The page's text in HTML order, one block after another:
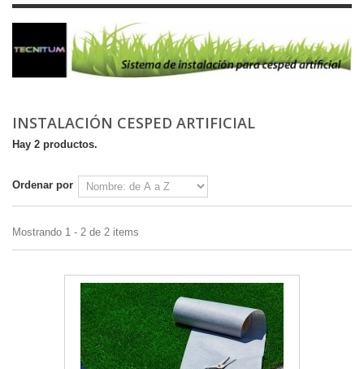
INSTALACIÓN CESPED ARTIFICIAL
Hay 2 productos.
Ordenar por
Mostrando 1 - 2 de 2 items